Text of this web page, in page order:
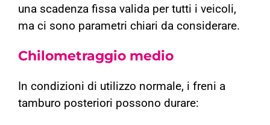
una scadenza fissa valida per tutti i veicoli,
ma ci sono parametri chiari da considerare.
Chilometraggio medio
In condizioni di utilizzo normale, i freni a
tamburo posteriori possono durare: